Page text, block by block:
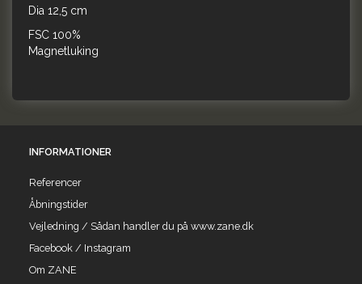
Dia 12,5 cm
FSC 100%
Magnetluking
INFORMATIONER
Referencer
Åbningstider
Vejledning / Sådan handler du på www.zane.dk
Facebook / Instagram
Om ZANE